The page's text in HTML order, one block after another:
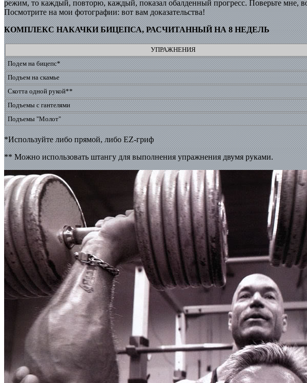
режим, то каждый, повторю, каждый, показал обалденный прогресс. Поверьте мне,
Посмотрите на мои фотографии: вот вам доказательства!
КОМПЛЕКС НАКАЧКИ БИЦЕПСА, РАСЧИТАННЫЙ НА 8 НЕДЕЛЬ
УПРАЖНЕНИЯ
Подем на бицепс*
Подъем на скамье
Скотта одной рукой**
Подъемы с гантелями
Подъемы "Молот"
*Используйте либо прямой, либо EZ-гриф
** Можно использовать штангу для выполнения упражнения двумя руками.